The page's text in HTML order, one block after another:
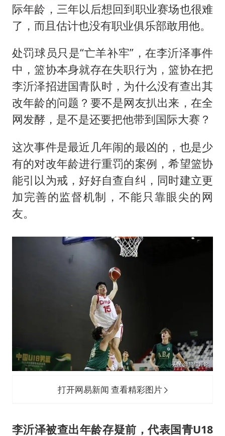
际年龄，三年以后想回到职业赛场也很难
了，而且估计也没有职业俱乐部敢用他。
处罚球员只是“亡羊补牢”，在李沂泽事件
中，篮协本身就存在失职行为，篮协在把
李沂泽招进国青队时，为什么没有查出其
改年龄的问题？要不是网友扒出来，在全
网发酵，是不是还要把他带到国际大赛？
这次事件是最近几年闹的最凶的，也是少
有的对改年龄进行重罚的案例，希望篮协
能引以为戒，好好自查自纠，同时建立更
加完善的监督机制，不能只靠眼尖的网
友。
打开网易新闻 查看精彩图片
李沂泽被查出年龄存疑前，代表国青U18